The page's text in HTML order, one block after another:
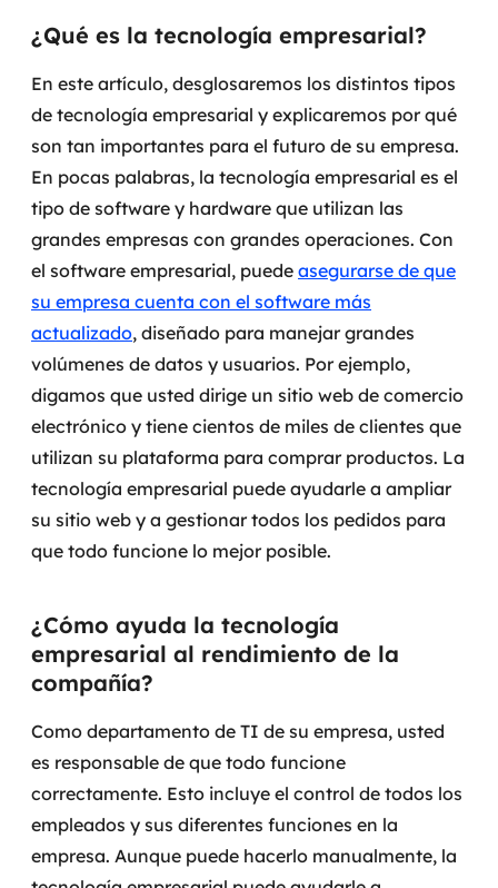
Monitoramento 24x7
Suporte a banco de dados
FinOps
Billing Cloud
Gestão de infraestrutura
Escalar com segurança
Pentest
DevSecOps
MSS
Consultoria de segurança
Simulação de Phishing
¿Qué es la tecnología empresarial?
En este artículo, desglosaremos los distintos tipos
de tecnología empresarial y explicaremos por qué
son tan importantes para el futuro de su empresa.
En pocas palabras, la tecnología empresarial es el
tipo de software y hardware que utilizan las
grandes empresas con grandes operaciones. Con
el software empresarial, puede asegurarse de que
su empresa cuenta con el software más
actualizado, diseñado para manejar grandes
volúmenes de datos y usuarios. Por ejemplo,
digamos que usted dirige un sitio web de comercio
electrónico y tiene cientos de miles de clientes que
utilizan su plataforma para comprar productos. La
tecnología empresarial puede ayudarle a ampliar
su sitio web y a gestionar todos los pedidos para
que todo funcione lo mejor posible.
¿Cómo ayuda la tecnología
empresarial al rendimiento de la
compañía?
Como departamento de TI de su empresa, usted
es responsable de que todo funcione
correctamente. Esto incluye el control de todos los
empleados y sus diferentes funciones en la
empresa. Aunque puede hacerlo manualmente, la